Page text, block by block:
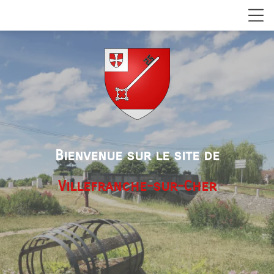
Bienvenue sur le site de
Villefranche-sur-Cher